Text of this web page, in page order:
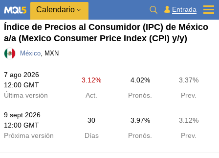
Calendario Entrada
Índice de Precios al Consumidor (IPC) de México
a/a (Mexico Consumer Price Index (CPI) y/y)
México, MXN
7 ago 2026
12:00 GMT
3.12% 4.02%
3.37%
Última versión
Act. Pronós. Prev.
9 sept 2026
12:00 GMT
30 3.97%
3.12%
Próxima versión
Días Pronós. Prev.